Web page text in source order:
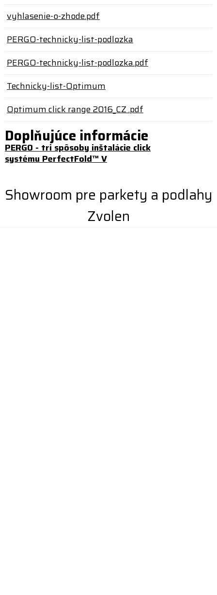
vyhlasenie-o-zhode.pdf
PERGO-technicky-list-podlozka
PERGO-technicky-list-podlozka.pdf
Technicky-list-Optimum
Optimum click range 2016_CZ .pdf
Doplňujúce informácie
PERGO - tri spôsoby inštalácie click
systému PerfectFold™ V
Showroom pre parkety a podlahy
Zvolen